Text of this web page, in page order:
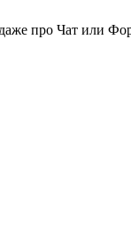
даже про Чат или